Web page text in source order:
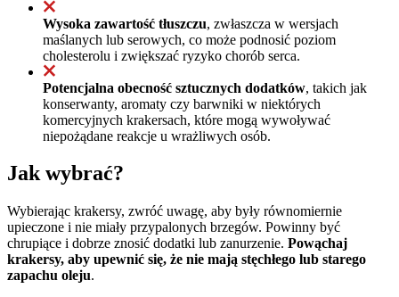
Wysoka zawartość tłuszczu, zwłaszcza w wersjach
maślanych lub serowych, co może podnosić poziom
cholesterolu i zwiększać ryzyko chorób serca.
Potencjalna obecność sztucznych dodatków, takich jak
konserwanty, aromaty czy barwniki w niektórych
komercyjnych krakersach, które mogą wywoływać
niepożądane reakcje u wrażliwych osób.
Jak wybrać?
Wybierając krakersy, zwróć uwagę, aby były równomiernie
upieczone i nie miały przypalonych brzegów. Powinny być
chrupiące i dobrze znosić dodatki lub zanurzenie. Powąchaj
krakersy, aby upewnić się, że nie mają stęchłego lub starego
zapachu oleju.